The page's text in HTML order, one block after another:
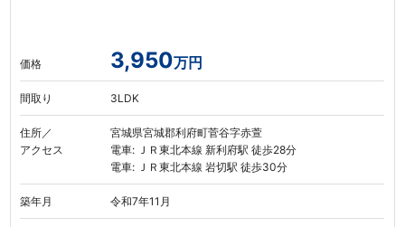
価格 3,950万円
間取り 3LDK
住所／
アクセス
宮城県宮城郡利府町菅谷字赤萱
電車: ＪＲ東北本線 新利府駅 徒歩28分
電車: ＪＲ東北本線 岩切駅 徒歩30分
築年月 令和7年11月